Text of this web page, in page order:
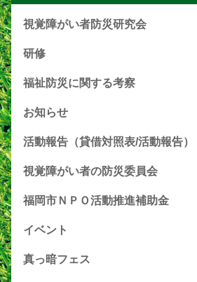
視覚障がい者防災研究会
研修
福祉防災に関する考察
お知らせ
活動報告（貸借対照表/活動報告）
視覚障がい者の防災委員会
福岡市ＮＰＯ活動推進補助金
イベント
真っ暗フェス